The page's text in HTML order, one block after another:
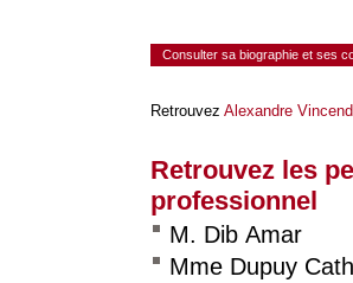
Consulter sa biographie et ses
Retrouvez Alexandre
Retrouvez les
professionnel
M. Dib Amar
Mme Dupuy